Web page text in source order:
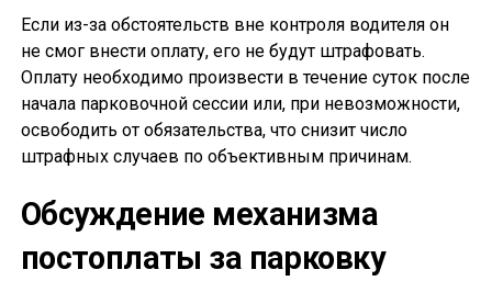
Если из-за обстоятельств вне контроля водителя он
не смог внести оплату, его не будут штрафовать.
Оплату необходимо произвести в течение суток после
начала парковочной сессии или, при невозможности,
освободить от обязательства, что снизит число
штрафных случаев по объективным причинам.
Обсуждение механизма
постоплаты за парковку